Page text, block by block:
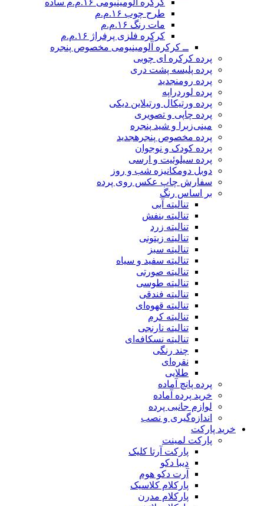
کرکره آلومینیومی ۱۶.م.م ساده
طرح چوب ۱۶.م.م
مات رنگ ۱۶.م.م
کرکره فلزی پرفراژ ۱۶.م.م
ــ کرکره آلومینیومی مخصوص پنجره
پرده کرکره ای چوبی
پرده پلیسه پشت دری
پرده رومنجدید
پرده لوردراپه
پرده ورتیکال ورتیلاین دیکی
پرده چاپی و تصویری
مینی‌زبرا و شید پنجره
پرده مخصوص پنجره جدید
پرده کودک و نوجوان
پرده سیلوئیت و ارسی
دوبل دومکانیزه شب و روز
سفارش چاپ عکس روی پرده
بر اساس رنگ
تنالیته آبی
تنالیته بنفش
تنالیته زرد
تنالیته زیتونی
تنالیته سبز
تنالیته سفید و سیاه
تنالیته صورتی
تنالیته طوسی
تنالیته فندقی
تنالیته قهوه‌ای
تنالیته کرم
تنالیته نارنجی
تنالیته نسکافه‌ای
چند رنگی
نقره‌ای
طلایی
پرده پانچ آماده
خرید پرده آماده
لوازم جانبی پرده
اندازه‌گیری و نصب
خرید پارکت
پارکت لمینت
پارکت آرتا کلیک
دیبا دکو
آرت دکو هوم
پارکلام کلاسیک
پارکلام مدرن